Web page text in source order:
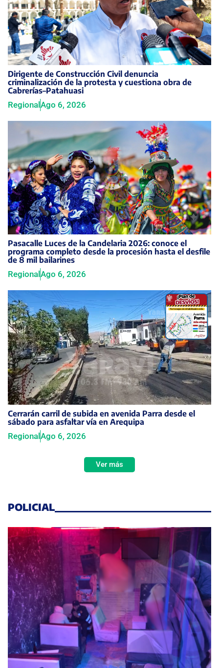
Dirigente de Construcción Civil denuncia
criminalización de la protesta y cuestiona obra de
Cabrerías–Patahuasi
Regional Ago 6, 2026
Pasacalle Luces de la Candelaria 2026: conoce el
programa completo desde la procesión hasta el desfile
de 8 mil bailarines
Regional Ago 6, 2026
Cerrarán carril de subida en avenida Parra desde el
sábado para asfaltar vía en Arequipa
Regional Ago 6, 2026
Ver más
POLICIAL